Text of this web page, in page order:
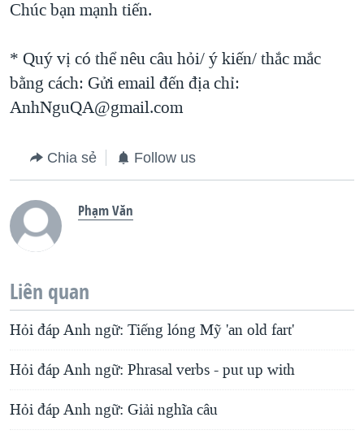
Chúc bạn mạnh tiến.
* Quý vị có thể nêu câu hỏi/ ý kiến/ thắc mắc
bằng cách: Gửi email đến địa chỉ:
AnhNguQA@gmail.com
Chia sẻ Follow us
Phạm Văn
Liên quan
Hỏi đáp Anh ngữ: Tiếng lóng Mỹ 'an old fart'
Hỏi đáp Anh ngữ: Phrasal verbs - put up with
Hỏi đáp Anh ngữ: Giải nghĩa câu